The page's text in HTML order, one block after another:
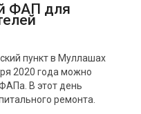
ФАП для
пункт в Муллашах
2020 года можно
В этот день
ремонта.